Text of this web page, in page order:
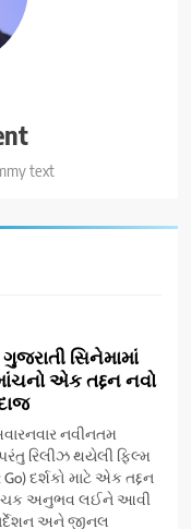
text
સિનેમામાં
એક તદ્દન નવો
નવીનતમ
રિલીઝ થયેલી ફિલ્મ
Go) દર્શકો માટે એક તદ્દન
અનુભવ લઈને આવી
અને જીનલ